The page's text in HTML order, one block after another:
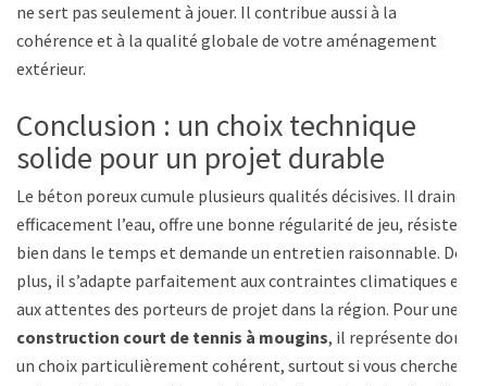
ne sert pas seulement à jouer. Il contribue aussi à la
cohérence et à la qualité globale de votre aménagement
extérieur.
Conclusion : un choix technique
solide pour un projet durable
Le béton poreux cumule plusieurs qualités décisives. Il draine
efficacement l’eau, offre une bonne régularité de jeu, résiste
bien dans le temps et demande un entretien raisonnable. De
plus, il s’adapte parfaitement aux contraintes climatiques et
aux attentes des porteurs de projet dans la région. Pour une
construction court de tennis à mougins, il représente donc
un choix particulièrement cohérent, surtout si vous cherchez